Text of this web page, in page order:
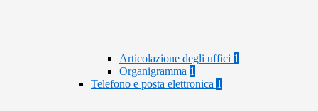
Articolazione degli uffici 1
Organigramma 1
Telefono e posta elettronica 1